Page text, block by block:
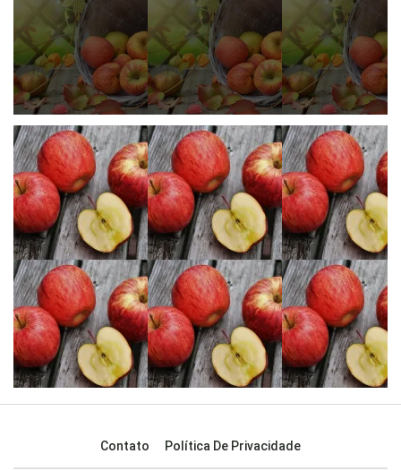
Contato Política De Privacidade